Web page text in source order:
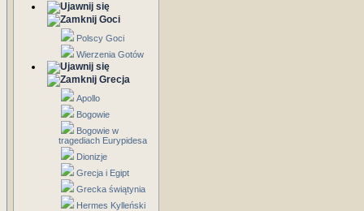
Goci
Polscy Goci
Wierzenia Gotów
Grecja
Apollo
Bogowie
Bogowie w
tragediach Eurypidesa
Dionizje
Grecja i Egipt
Grecka świątynia
Hermes Kylleński